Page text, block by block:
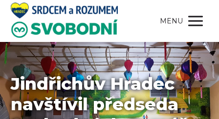
MENU
Jindřichův Hradec
navštívil předseda